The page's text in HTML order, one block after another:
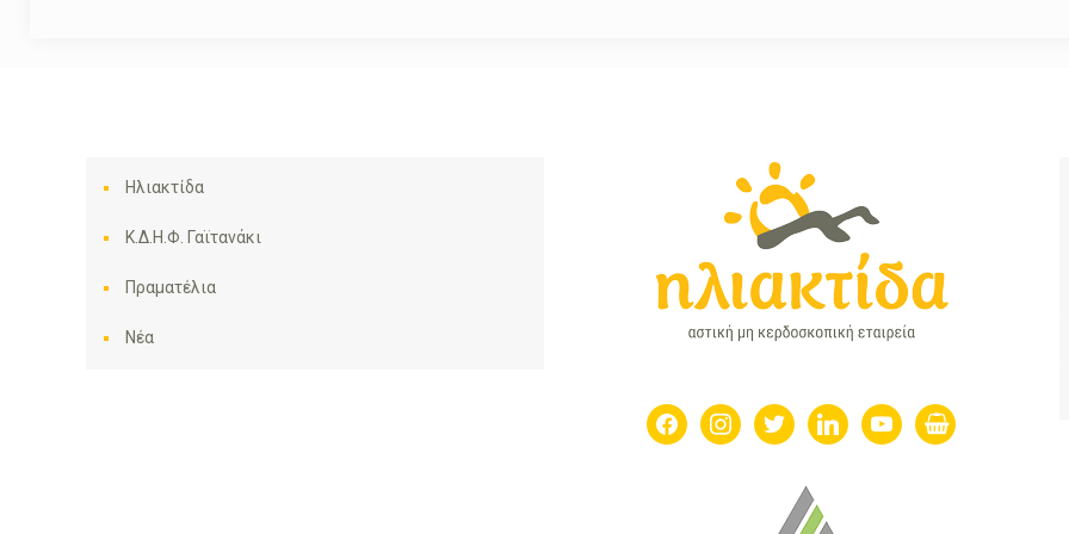
Ηλιακτίδα
Κ.Δ.Η.Φ. Γαϊτανάκι
Πραματέλια
Νέα
facebookinstagram
twitter linkedinyoutubeshopping-
basket